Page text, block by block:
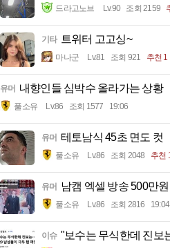
드라고노브 Lv.90 조회 2159
기타 트위터 고고싱~
마나군 Lv.81 조회 921 추천 1
유머 내향인들 심박수 올라가는 상황
풀소유 Lv.86 조회 1577 19:06
유머 테토남식 45초 면도 컷
풀소유 Lv.86 조회 2048 추천
유머 남캠 엑셀 방송 500만
풀소유 Lv.86 조회 2816 19:04
이슈 "보수는 무식한데 진보